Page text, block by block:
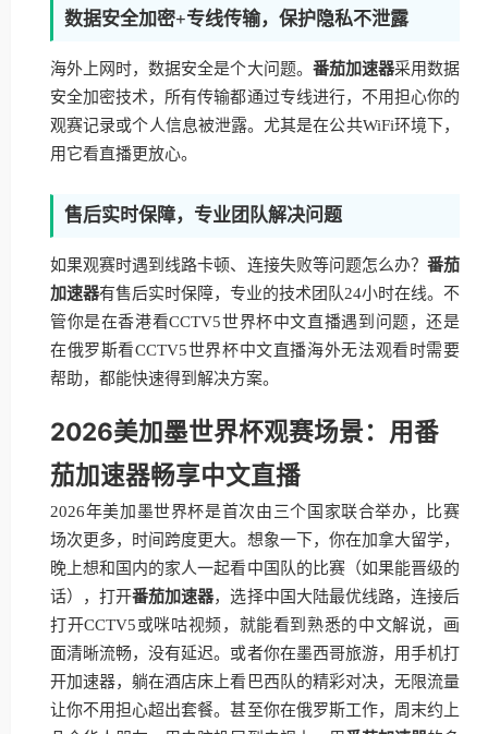
数据安全加密+专线传输，保护隐私不泄露
海外上网时，数据安全是个大问题。 番茄加速器采用数据
安全加密技术，所有传输都通过专线进行，不用担心你的
观赛记录或个人信息被泄露。尤其是在公共WiFi环境下，
用它看直播更放心。
售后实时保障，专业团队解决问题
如果观赛时遇到线路卡顿、连接失败等问题怎么办？ 番茄
加速器有售后实时保障，专业的技术团队24小时在线。不
管你是在香港看CCTV5世界杯中文直播遇到问题，还是
在俄罗斯看CCTV5世界杯中文直播海外无法观看时需要
帮助，都能快速得到解决方案。
2026美加墨世界杯观赛场景：用番
茄加速器畅享中文直播
2026年美加墨世界杯是首次由三个国家联合举办，比赛
场次更多，时间跨度更大。想象一下，你在加拿大留学，
晚上想和国内的家人一起看中国队的比赛（如果能晋级的
话），打开番茄加速器，选择中国大陆最优线路，连接后
打开CCTV5或咪咕视频，就能看到熟悉的中文解说，画
面清晰流畅，没有延迟。或者你在墨西哥旅游，用手机打
开加速器，躺在酒店床上看巴西队的精彩对决，无限流量
让你不用担心超出套餐。甚至你在俄罗斯工作，周末约上